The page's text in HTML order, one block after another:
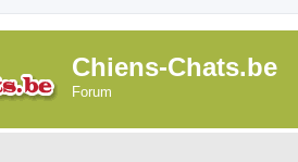
Chiens-Chats.be
Forum